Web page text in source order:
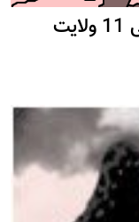
تجزیه افغانستان با واگذاری رسمی 11 ولایت